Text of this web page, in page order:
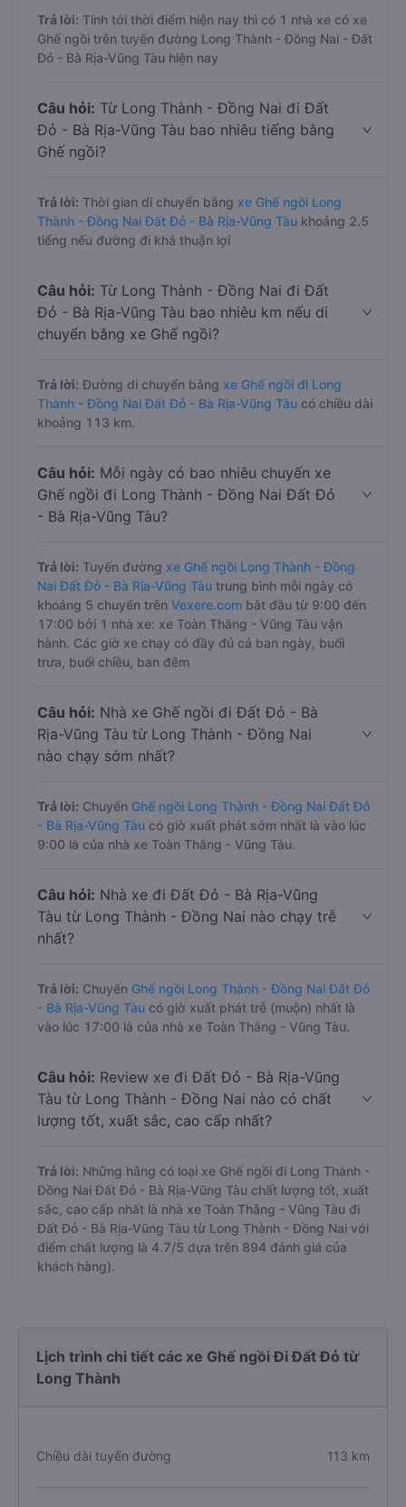
Trả lời: Tính tới thời điểm hiện nay thì có 1 nhà xe có xe
Ghế ngồi trên tuyến đường Long Thành - Đồng Nai - Đất
Đỏ - Bà Rịa-Vũng Tàu hiện nay
Câu hỏi: Từ Long Thành - Đồng Nai đi Đất
Đỏ - Bà Rịa-Vũng Tàu bao nhiêu tiếng bằng
Ghế ngồi?
Trả lời: Thời gian di chuyển bằng xe Ghế ngồi Long
Thành - Đồng Nai Đất Đỏ - Bà Rịa-Vũng Tàu khoảng 2.5
tiếng nếu đường đi khá thuận lợi
Câu hỏi: Từ Long Thành - Đồng Nai đi Đất
Đỏ - Bà Rịa-Vũng Tàu bao nhiêu km nếu di
chuyển bằng xe Ghế ngồi?
Trả lời: Đường di chuyển bằng xe Ghế ngồi đi Long
Thành - Đồng Nai Đất Đỏ - Bà Rịa-Vũng Tàu có chiều dài
khoảng 113 km.
Câu hỏi: Mỗi ngày có bao nhiêu chuyến xe
Ghế ngồi đi Long Thành - Đồng Nai Đất Đỏ
- Bà Rịa-Vũng Tàu?
Trả lời: Tuyến đường xe Ghế ngồi Long Thành - Đồng
Nai Đất Đỏ - Bà Rịa-Vũng Tàu trung bình mỗi ngày có
khoảng 5 chuyến trên Vexere.com bắt đầu từ 9:00 đến
17:00 bởi 1 nhà xe: xe Toàn Thắng - Vũng Tàu vận
hành. Các giờ xe chạy có đầy đủ cả ban ngày, buổi
trưa, buổi chiều, ban đêm
Câu hỏi: Nhà xe Ghế ngồi đi Đất Đỏ - Bà
Rịa-Vũng Tàu từ Long Thành - Đồng Nai
nào chạy sớm nhất?
Trả lời: Chuyến Ghế ngồi Long Thành - Đồng Nai Đất Đỏ
- Bà Rịa-Vũng Tàu có giờ xuất phát sớm nhất là vào lúc
9:00 là của nhà xe Toàn Thắng - Vũng Tàu.
Câu hỏi: Nhà xe đi Đất Đỏ - Bà Rịa-Vũng
Tàu từ Long Thành - Đồng Nai nào chạy trễ
nhất?
Trả lời: Chuyến Ghế ngồi Long Thành - Đồng Nai Đất Đỏ
- Bà Rịa-Vũng Tàu có giờ xuất phát trễ (muộn) nhất là
vào lúc 17:00 là của nhà xe Toàn Thắng - Vũng Tàu.
Câu hỏi: Review xe đi Đất Đỏ - Bà Rịa-Vũng
Tàu từ Long Thành - Đồng Nai nào có chất
lượng tốt, xuất sắc, cao cấp nhất?
Trả lời: Những hãng có loại xe Ghế ngồi đi Long Thành -
Đồng Nai Đất Đỏ - Bà Rịa-Vũng Tàu chất lượng tốt, xuất
sắc, cao cấp nhất là nhà xe Toàn Thắng - Vũng Tàu đi
Đất Đỏ - Bà Rịa-Vũng Tàu từ Long Thành - Đồng Nai với
điểm chất lượng là 4.7/5 dựa trên 894 đánh giá của
khách hàng).
Lịch trình chi tiết các xe Ghế ngồi Đi Đất Đỏ từ
Long Thành
Chiều dài tuyến đường 113 km